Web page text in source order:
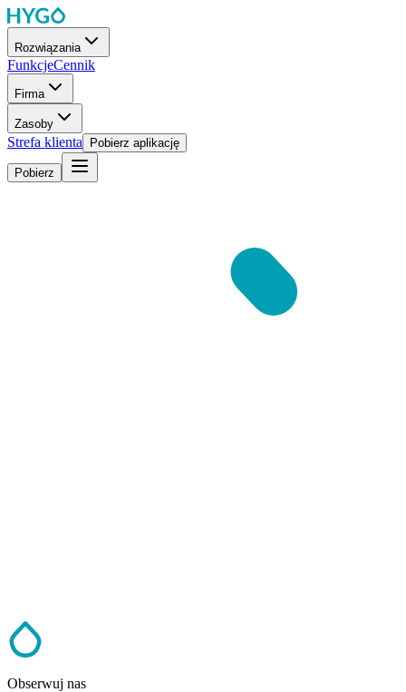
Rozwiązania
FunkcjeCennik
Firma
Zasoby
Strefa klienta Pobierz aplikację
Pobierz
Obserwuj nas